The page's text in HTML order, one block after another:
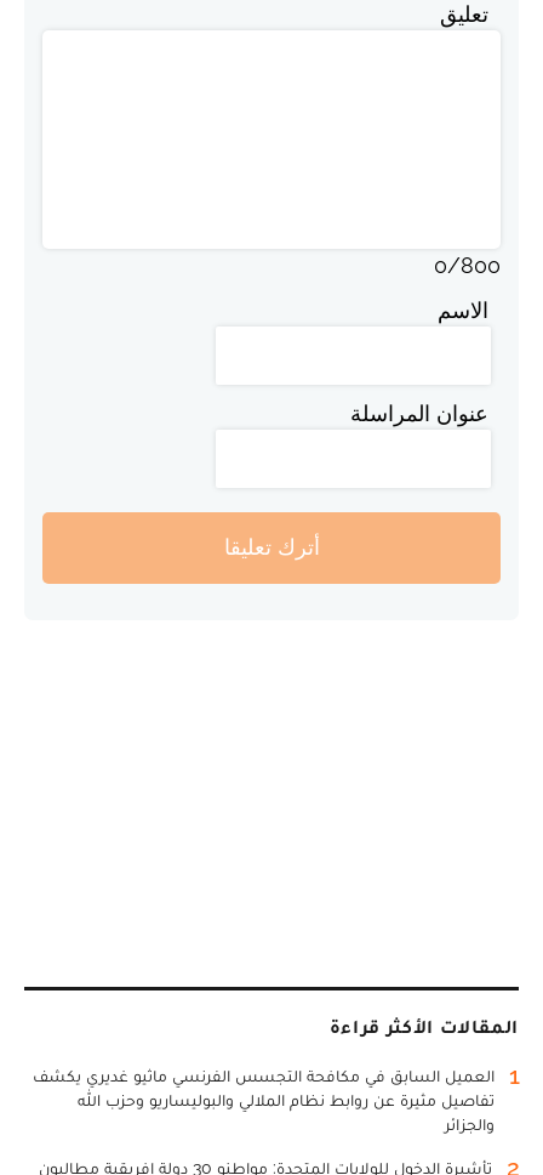
تعليق
0/800
الاسم
عنوان المراسلة
أترك تعليقا
المقالات الأكثر قراءة
1
العميل السابق في مكافحة التجسس الفرنسي ماثيو غديري يكشف
تفاصيل مثيرة عن روابط نظام الملالي والبوليساريو وحزب الله
والجزائر
2
تأشيرة الدخول للولايات المتحدة: مواطنو 30 دولة إفريقية مطالبون